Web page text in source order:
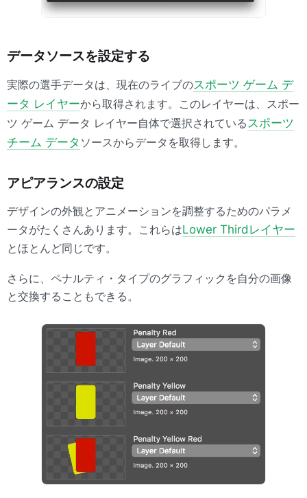
データソースを設定する
実際の選手データは、現在のライブのスポーツ ゲーム デ
ータ レイヤーから取得されます。このレイヤーは、スポー
ツ ゲーム データ レイヤー自体で選択されている スポーツ
チーム データ ソースからデータを取得します。
アピアランスの設定
デザインの外観とアニメーションを調整するためのパラメ
ータがたくさんあります。これらはLower Thirdレイヤー
とほとんど同じです。
さらに、ペナルティ・タイプのグラフィックを自分の画像
と交換することもできる。